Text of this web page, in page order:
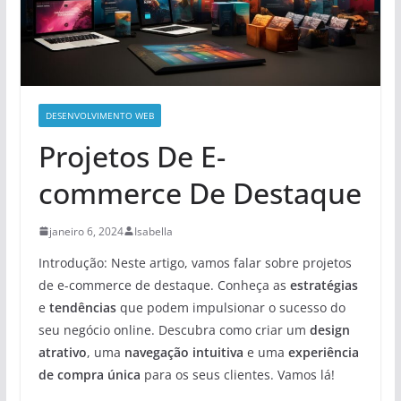
DESENVOLVIMENTO WEB
Projetos De E-
commerce De Destaque
janeiro 6, 2024 Isabella
Introdução: Neste artigo, vamos falar sobre projetos
de e-commerce de destaque. Conheça as estratégias
e tendênciasque podem impulsionar o sucesso do
seu negócio online. Descubra como criar um design
atrativo, uma navegação intuitiva e uma experiência
de compra única para os seus clientes. Vamos lá!